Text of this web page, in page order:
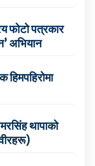
फोटो पत्रकार
अभियान
हिमपहिरोमा
थापाको